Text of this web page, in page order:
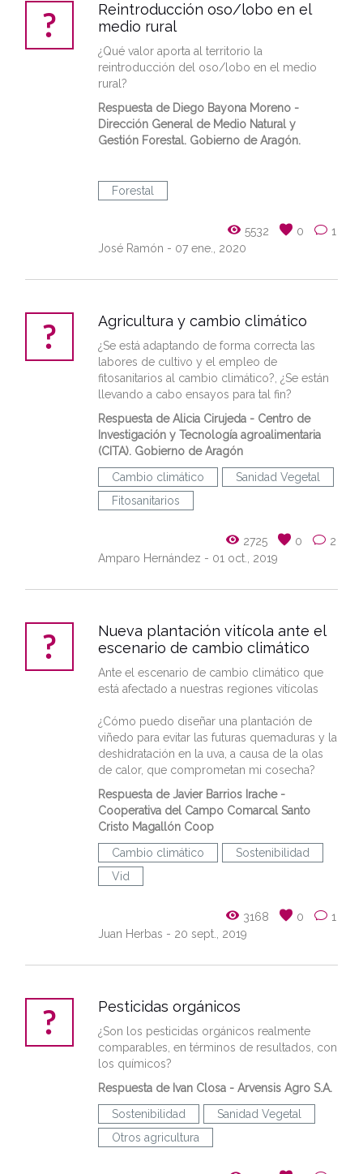
Reintroducción oso/lobo en el
medio rural
¿Qué valor aporta al territorio la
reintroducción del oso/lobo en el medio
rural?
Respuesta de Diego Bayona Moreno -
Dirección General de Medio Natural y
Gestión Forestal. Gobierno de Aragón.
Forestal
5532 0
1
José Ramón - 07 ene., 2020
Agricultura y cambio climático
¿Se está adaptando de forma correcta las
labores de cultivo y el empleo de
fitosanitarios al cambio climático?, ¿Se están
llevando a cabo ensayos para tal fin?
Respuesta de Alicia Cirujeda - Centro de
Investigación y Tecnología agroalimentaria
(CITA). Gobierno de Aragón
Cambio climático
Sanidad Vegetal
Fitosanitarios
2725 0
2
Amparo Hernández - 01 oct., 2019
Nueva plantación vitícola ante el
escenario de cambio climático
Ante el escenario de cambio climático que
está afectado a nuestras regiones vitícolas
¿Cómo puedo diseñar una plantación de
viñedo para evitar las futuras quemaduras y la
deshidratación en la uva, a causa de la olas
de calor, que comprometan mi cosecha?
Respuesta de Javier Barrios Irache -
Cooperativa del Campo Comarcal Santo
Cristo Magallón Coop
Cambio climático
Sostenibilidad
Vid
3168 0
1
Juan Herbas - 20 sept., 2019
Pesticidas orgánicos
¿Son los pesticidas orgánicos realmente
comparables, en términos de resultados, con
los químicos?
Respuesta de Ivan Closa - Arvensis Agro S.A.
Sostenibilidad
Sanidad Vegetal
Otros agricultura